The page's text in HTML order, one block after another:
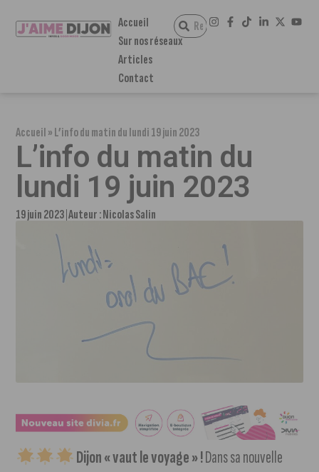
Accueil
Sur nos réseaux
Articles
Contact
Accueil»L’info du matin du lundi 19 juin 2023
L’info du matin du
lundi 19 juin 2023
19 juin 2023 Auteur :Nicolas Salin
Dijon « vaut le voyage » !Dans sa nouvelle